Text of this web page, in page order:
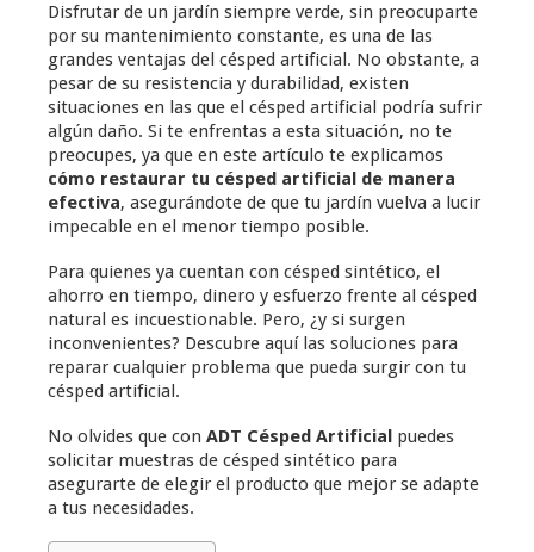
Disfrutar de un jardín siempre verde, sin preocuparte
por su mantenimiento constante, es una de las
grandes ventajas del césped artificial. No obstante, a
pesar de su resistencia y durabilidad, existen
situaciones en las que el césped artificial podría sufrir
algún daño. Si te enfrentas a esta situación, no te
preocupes, ya que en este artículo te explicamos
cómo restaurar tu césped artificial de manera
efectiva, asegurándote de que tu jardín vuelva a lucir
impecable en el menor tiempo posible.
Para quienes ya cuentan con césped sintético, el
ahorro en tiempo, dinero y esfuerzo frente al césped
natural es incuestionable. Pero, ¿y si surgen
inconvenientes? Descubre aquí las soluciones para
reparar cualquier problema que pueda surgir con tu
césped artificial.
No olvides que con ADT Césped Artificial puedes
solicitar muestras de césped sintético para
asegurarte de elegir el producto que mejor se adapte
a tus necesidades.